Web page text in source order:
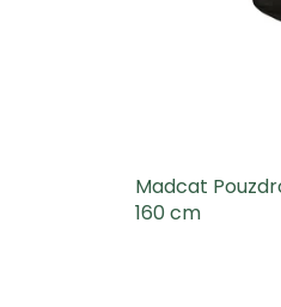
Madcat
160 cm